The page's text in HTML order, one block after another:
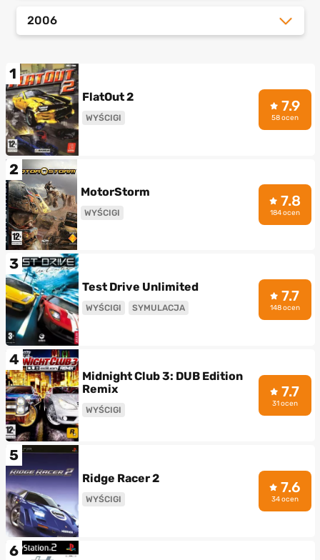
2006
1
FlatOut 2
WYŚCIGI
7.9
58 ocen
2
MotorStorm
WYŚCIGI
7.8
184 ocen
3
Test Drive Unlimited
WYŚCIGI SYMULACJA
7.7
148 ocen
4
Midnight Club 3: DUB Edition
Remix
WYŚCIGI
7.7
31 ocen
5
Ridge Racer 2
WYŚCIGI
7.6
34 ocen
6